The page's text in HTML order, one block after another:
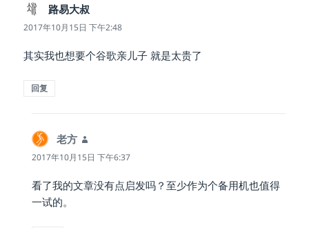
路易大叔
道：
2017年10月15日 下午2:48
其实我也想要个谷歌亲儿子 就是太贵了
回复
老方
道：
2017年10月15日 下午6:37
看了我的文章没有点启发吗？至少作为个备用机也值得
一试的。